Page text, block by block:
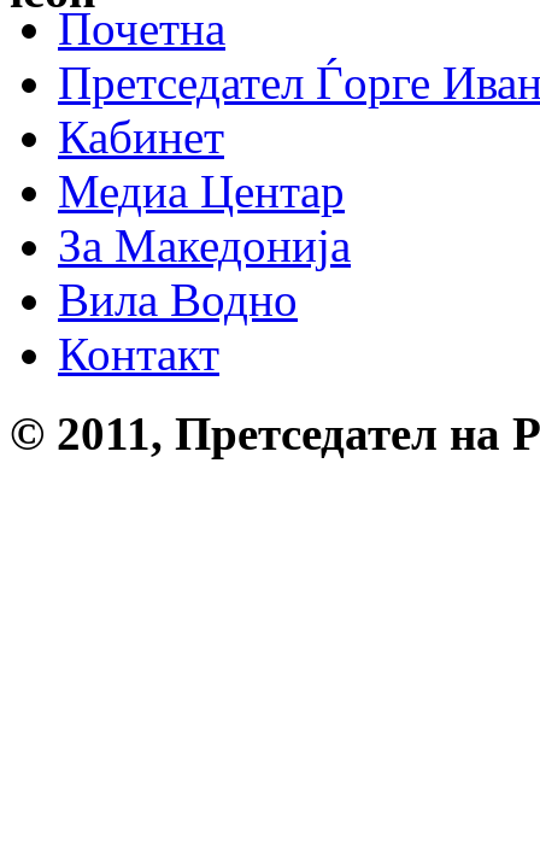
Почетна
Претседател Ѓорге
Кабинет
Медиа Центар
За Македонија
Вила Водно
Контакт
© 2011, Претседател на